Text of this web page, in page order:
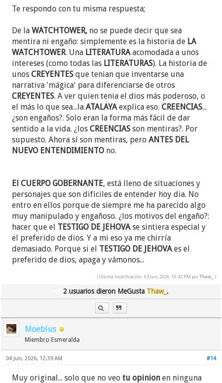
Te respondo con tu misma respuesta;
De laWATCHTOWER, no se puede decir que sea
mentira ni engaño: simplemente es la historia de LA
WATCHTOWER. Una LITERATURAacomodada a unos
intereses (como todas las LITERATURAS). La historia de
unosCREYENTES que tenian que inventarse una
narrativa 'mágica' para diferenciarse de otros
CREYENTES. A ver quien tenia el dios más poderoso, o
el más lo que sea...laATALAYA explica eso.CREENCIAS...
¿son engaños?. Solo eran la forma más fácil de dar
sentido a la vida. ¿losCREENCIASson mentiras?. Por
supuesto. Ahora sí son mentiras, peroANTES DEL
NUEVO ENTENDIMIENTO no.
El CUERPO GOBERNANTE, está lleno de situaciones y
personajes que son dificiles de entender hoy dia. No
entro en ellos porque de siempre me ha parecido algo
muy manipulado y engañoso. ¿los motivos del engaño?:
hacer que el TESTIGO DE JEHOVAse sintiera especial y
el preferido de dios. Y a mi eso ya me chirría
demasiado. Porque si el TESTIGO DE JEHOVAes el
preferido de dios, apaga y vámonos...
(Última modificación: 03 Jun, 2026, 10:42 PM porThaw_ .)
2 usuarios dieron MeGusta Thaw_ .
Moebius
Miembro Esmeralda
#14
04 Jun, 2026, 12:39 AM
Muy original... solo que no veotu opinionen ninguna